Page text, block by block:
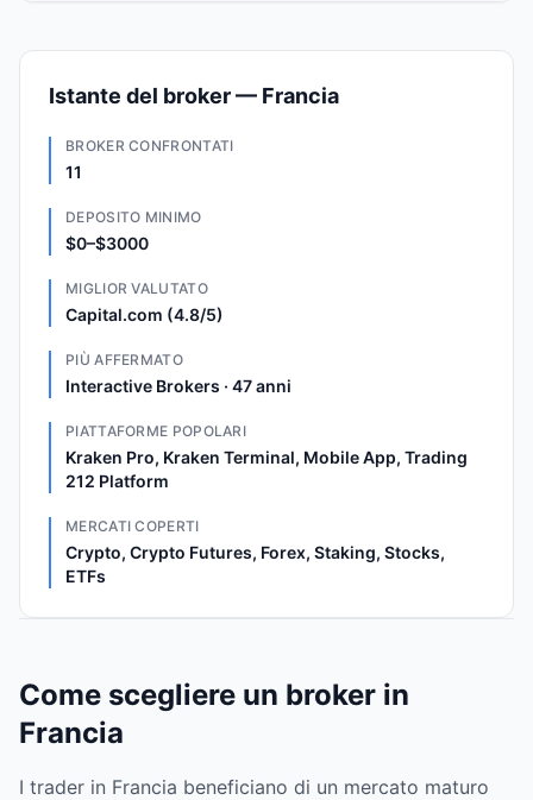
Istante del broker — Francia
BROKER CONFRONTATI
11
DEPOSITO MINIMO
$0–$3000
MIGLIOR VALUTATO
Capital.com (4.8/5)
PIÙ AFFERMATO
Interactive Brokers · 47 anni
PIATTAFORME POPOLARI
Kraken Pro, Kraken Terminal, Mobile App, Trading
212 Platform
MERCATI COPERTI
Crypto, Crypto Futures, Forex, Staking, Stocks,
ETFs
Come scegliere un broker in
Francia
I trader in Francia beneficiano di un mercato maturo